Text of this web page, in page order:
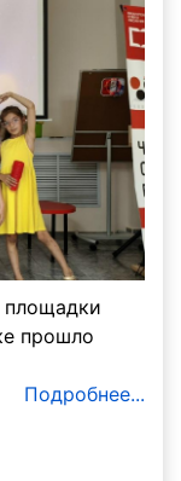
площадки
прошло
Подробнее...